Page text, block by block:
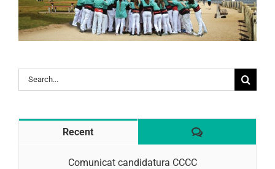
Search
for:
Recent Comentaris
Comunicat candidatura CCCC